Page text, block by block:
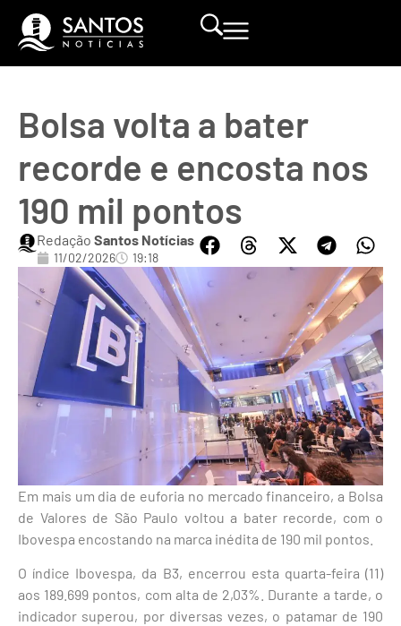
Bolsa volta a bater
recorde e encosta nos
190 mil pontos
Redação Santos Notícias
11/02/2026 19:18
Em mais um dia de euforia no mercado financeiro, a Bolsa
de Valores de São Paulo voltou a bater recorde, com o
Ibovespa encostando na marca inédita de 190 mil pontos.
O índice Ibovespa, da B3, encerrou esta quarta-feira (11)
aos 189.699 pontos, com alta de 2,03%. Durante a tarde, o
indicador superou, por diversas vezes, o patamar de 190